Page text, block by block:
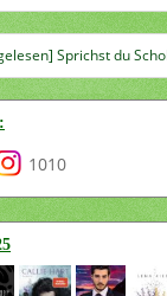
Sprichst du
1010